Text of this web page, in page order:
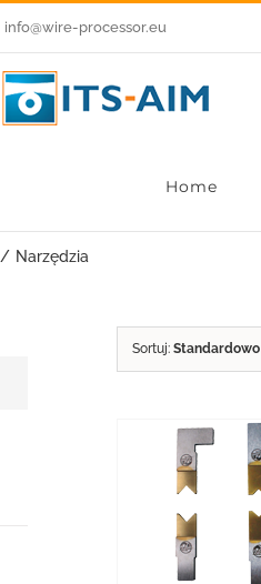
info@wire-processor.eu
Home
Narzędzia
Sortuj:Standardowo